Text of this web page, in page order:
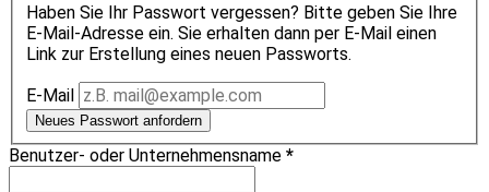
Haben Sie Ihr Passwort vergessen? Bitte geben Sie Ihre
E-Mail-Adresse ein. Sie erhalten dann per E-Mail einen
Link zur Erstellung eines neuen Passworts.
E-Mail
Neues Passwort anfordern
Benutzer- oder Unternehmensname *